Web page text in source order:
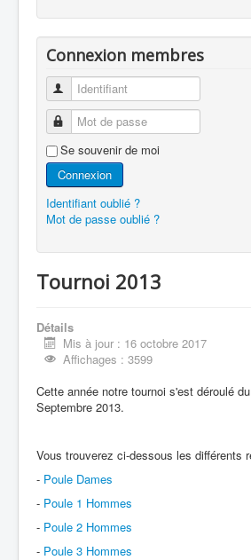
Connexion membres
Identifiant
Mot de passe
Se souvenir de moi
Connexion
Identifiant oublié ?
Mot de passe oublié ?
Tournoi 2013
Détails
Mis à jour : 16 octobre 2017
Affichages : 3599
Cette année notre tournoi s'est déroulé
Septembre 2013.
Vous trouverez ci-dessous les différents
- Poule Dames
- Poule 1 Hommes
- Poule 2 Hommes
- Poule 3 Hommes